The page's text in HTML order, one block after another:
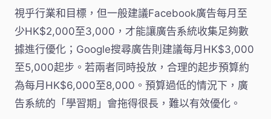
視乎行業和目標，但一般建議Facebook廣告每月至
少HK$2,000至3,000，才能讓廣告系統收集足夠數
據進行優化；Google搜尋廣告則建議每月HK$3,000
至5,000起步。若兩者同時投放，合理的起步預算約
為每月HK$6,000至8,000。預算過低的情況下，廣
告系統的「學習期」會拖得很長，難以有效優化。